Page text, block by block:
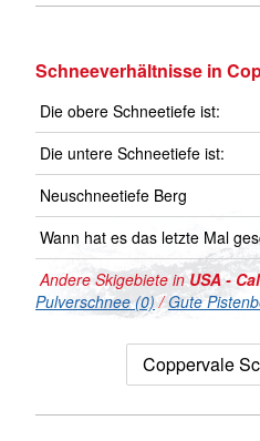
Schneeverhältnisse in
Die obere Schneetiefe ist:
Die untere Schneetiefe ist:
Neuschneetiefe Berg
Wann hat es das letzte Mal
Andere Skigebiete inUSA -
Pulverschnee (0)/Gute
Coppervale